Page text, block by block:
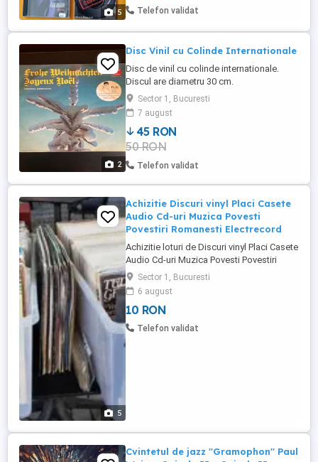
5 Telefon validat
2
Disc Vinil cu Colinde Internationale
Disc de vinil cu colinde internationale.
Discul are diametru 30 cm.
Sector 1, Bucuresti
7 august
45 RON
50 RON
Telefon validat
5
Achizitie Discuri vinyl Placi Casete
Audio Cd-uri Muzica Povesti
Povestiri Romanesti Electrecord
Achizitie loturi de Discuri vinyl Placi Casete
Audio Cd-uri Muzica Povesti Povestiri
Romanesti Electrecord
Sector 1, Bucuresti
6 august
10 RON
Telefon validat
Cvintetul de jazz ''Gramophon'' Paul